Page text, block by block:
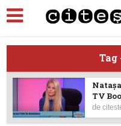
Tag
TV
de